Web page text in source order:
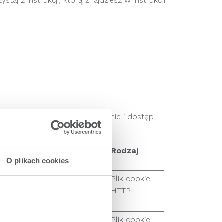
O plikach cookies
takich jak nawigacja na stronie i dostęp
tych ciasteczek.
Maksymalny okres
przechowywania
Rodzaj
1 dzień
Plik cookie
HTTP
Plik cookie